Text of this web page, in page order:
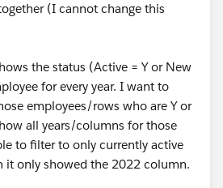
(I cannot change this
the status (Active = Y or New
for every year. I want to
employees/rows who are Y or
all years/columns for those
to filter to only currently active
it only showed the 2022 column.